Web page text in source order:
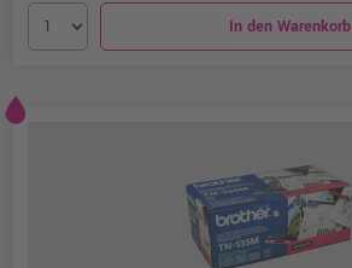
In den Warenkorb